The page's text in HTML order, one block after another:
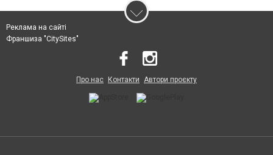
Реклама на сайті
Франшиза "CitySites"
Про нас Контакти Автори проєкту